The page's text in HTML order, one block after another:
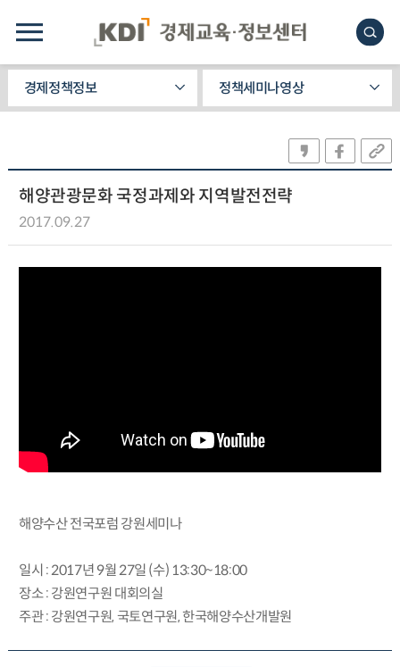
경제정책정보 정책세미나영상
해양관광문화 국정과제와 지역발전전략
2017.09.27
해양수산 전국포럼 강원세미나
일시 : 2017년 9월 27일 (수) 13:30~18:00
장소 : 강원연구원 대회의실
주관 : 강원연구원, 국토연구원, 한국해양수산개발원